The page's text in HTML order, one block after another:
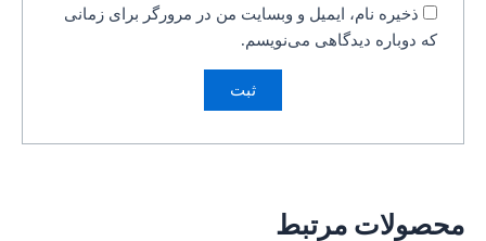
ذخیره نام، ایمیل و وبسایت من در مرورگر برای زمانی
که دوباره دیدگاهی می‌نویسم.
محصولات مرتبط